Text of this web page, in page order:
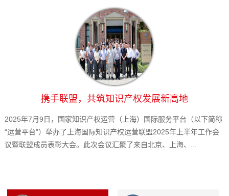
携手联盟，共筑知识产权发展新高地
2025年7月9日，国家知识产权运营（上海）国际服务平台（以下简称
“运营平台”）举办了上海国际知识产权运营联盟2025年上半年工作会
议暨联盟成员表彰大会。此次会议汇聚了来自北京、上海、...